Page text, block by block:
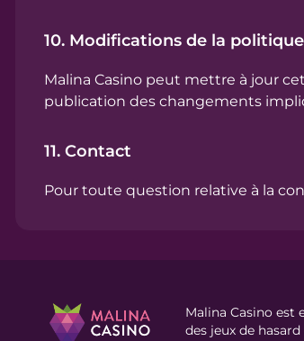
10. Modifications de la politique
Malina Casino peut mettre à jour
publication des changements
11. Contact
Pour toute question relative à la
Malina Casino est
des jeux de